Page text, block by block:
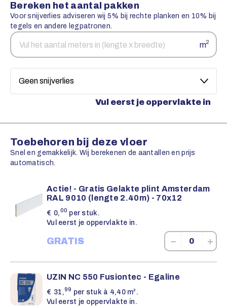
Bereken het aantal pakken
Voor snijverlies adviseren wij 5% bij rechte planken en 10% bij
tegels en andere legpatronen.
Aantal
vierkante
m2
Snijverlies
Vul eerst je oppervlakte in
Toebehoren bij deze vloer
Snel en gemakkelijk. Wij berekenen de aantallen en prijs
automatisch.
Actie! - Gratis Gelakte plint Amsterdam
RAL 9010 (lengte 2.40m) - 70x12
€ 0,00 per stuk.
Vul eerst je oppervlakte in.
GRATIS − +
UZIN NC 550 Fusiontec - Egaline
€ 31,99 per stuk à 4,40 m².
Vul eerst je oppervlakte in.